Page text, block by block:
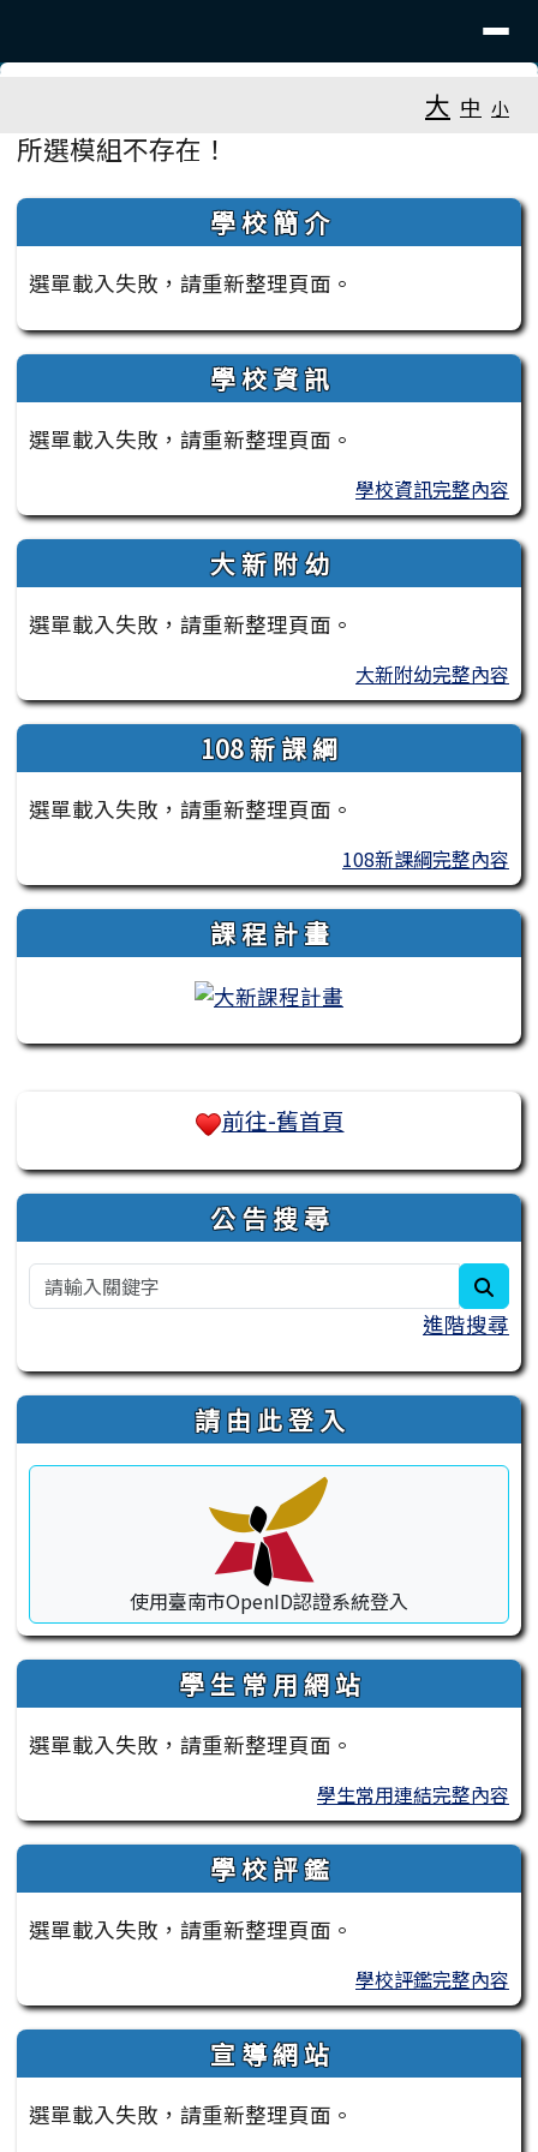
大 中 小
主內容區域
所選模組不存在！
左邊區域內容 學 校 簡 介
選單載入失敗，請重新整理頁面。
學 校 資 訊
選單載入失敗，請重新整理頁面。
學校資訊完整內容
大 新 附 幼
選單載入失敗，請重新整理頁面。
大新附幼完整內容
108 新 課 綱
選單載入失敗，請重新整理頁面。
108新課綱完整內容
課 程 計 畫
前往-舊首頁
公 告 搜 尋
進階搜尋
請 由 此 登 入
使用臺南市OpenID認證系統登入
學 生 常 用 網 站
選單載入失敗，請重新整理頁面。
學生常用連結完整內容
學 校 評 鑑
選單載入失敗，請重新整理頁面。
學校評鑑完整內容
宣 導 網 站
選單載入失敗，請重新整理頁面。
頁尾區域